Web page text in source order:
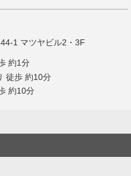
1 マツヤビル2・3F
約1分
徒歩 約10分
約10分